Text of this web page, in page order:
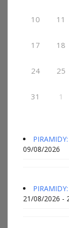
10 11
17 18
24 25
31 1
09/08/2026
21/08/2026 -